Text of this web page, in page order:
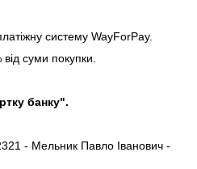
систему WayForPay.
суми покупки.
банку".
- Мельник Павло Іванович -